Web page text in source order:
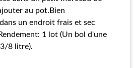
au pot.Bien
un endroit frais et sec
1 lot (Un bol d'une
8 litre).